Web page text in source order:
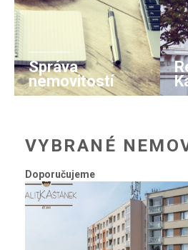
Správa
nemovitostí
VYBRANÉ
Doporučujeme